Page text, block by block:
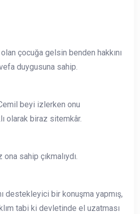
çocuğa gelsin benden hakkını
duygusuna sahip.
beyi izlerken onu
olarak biraz sitemkâr.
sahip çıkmalıydı.
destekleyici bir konuşma yapmış,
tabi ki devletinde el uzatması